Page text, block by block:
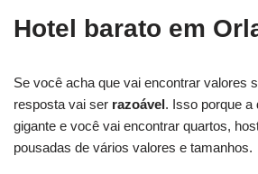
Hotel barato em
Se você acha que vai encontrar valores
resposta vai ser razoável. Isso porque a
gigante e você vai encontrar quartos,
pousadas de vários valores e tamanhos.